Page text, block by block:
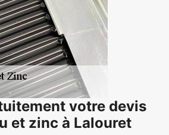
votre devis
et zinc à Lalouret